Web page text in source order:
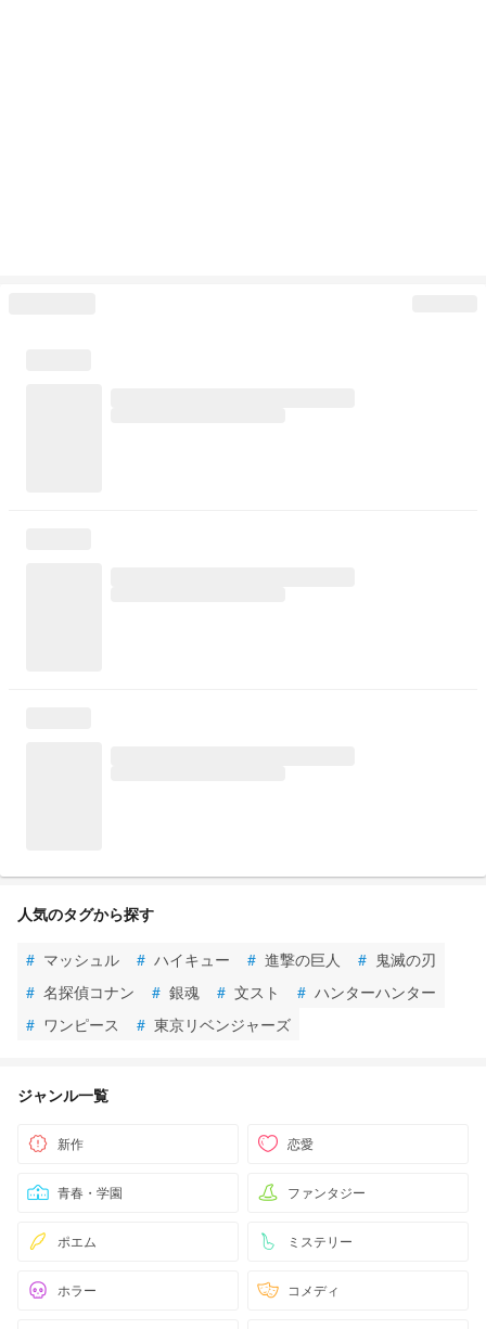
人気のタグから探す
# マッシュル # ハイキュー # 進撃の巨人 # 鬼滅の刃
# 名探偵コナン # 銀魂 # 文スト # ハンターハンター
# ワンピース # 東京リベンジャーズ
ジャンル一覧
新作 恋愛
青春・学園 ファンタジー
ポエム ミステリー
ホラー コメディ